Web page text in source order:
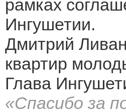
рамках
Ингушетии.
Дмитрий
квартир
Глава
«Спасибо за